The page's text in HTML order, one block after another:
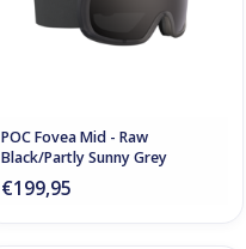
POC Fovea Mid - Raw
Black/Partly Sunny Grey
€199,95